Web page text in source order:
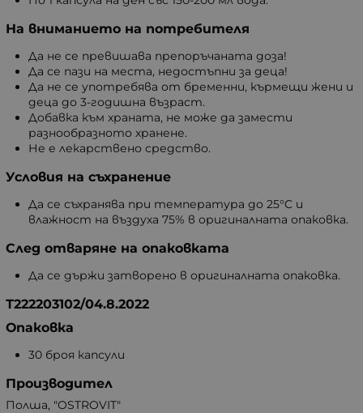
На вниманието на потребителя
Да не се превишава препоръчаната доза!
Да се пази на места, недостъпни за деца!
Да не се употребява от бременни, кърмещи жени и
деца до 3-годишна възраст.
Добавка към храната, не може да замести
разнообразното хранене.
Не е лекарствено средство.
Условия на съхранение
Да се съхранява при температура до 25°C и
влажност на въздуха 75% в оригиналната опаковка.
След отваряне на опаковката
Да се държи затворено в оригиналната опаковка.
Т222203102/04.8.2022
Опаковка
30 броя капсули
Производител
Полша, "OSTROVIT"